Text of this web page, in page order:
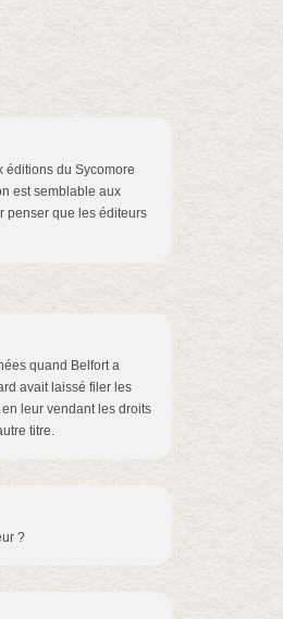
éditions du Sycomore
est semblable aux
penser que les éditeurs
quand Belfort a
avait laissé filer les
leur vendant les droits
titre.
?